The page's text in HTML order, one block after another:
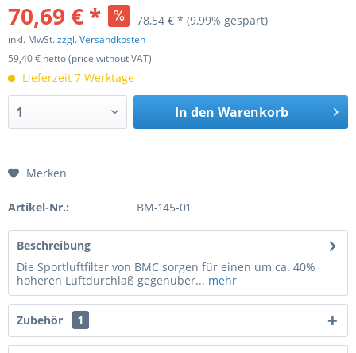
70,69 € * 78,54 € * (9,99% gespart)
inkl. MwSt.zzgl. Versandkosten
59,40 € netto (price without VAT)
Lieferzeit 7 Werktage
In den Warenkorb
Merken
Artikel-Nr.: BM-145-01
Beschreibung
Die Sportluftfilter von BMC sorgen für einen um ca. 40%
höheren Luftdurchlaß gegenüber... mehr
Zubehör 1